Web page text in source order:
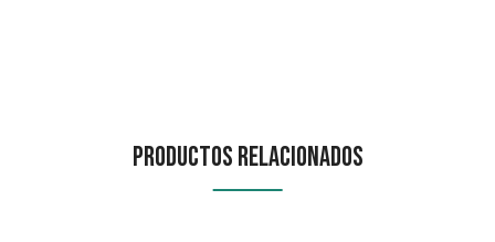
Productos Relacionados